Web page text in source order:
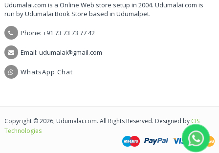
Udumalai.com is a Online Web store setup in 2004. Udumalai.com is
run by Udumalai Book Store based in Udumalpet.
Phone: +91 73 73 73 77 42
Email: udumalai@gmail.com
WhatsApp Chat
Copyright © 2026, Udumalai.com. All Rights Reserved. Designed by CIS
Technologies